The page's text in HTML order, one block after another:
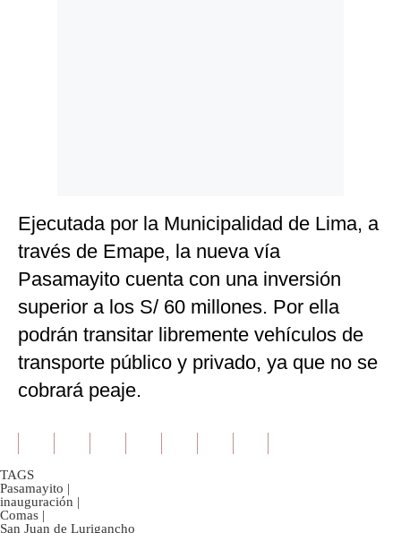
Ejecutada por la Municipalidad de Lima, a
través de Emape, la nueva vía
Pasamayito cuenta con una inversión
superior a los S/ 60 millones. Por ella
podrán transitar libremente vehículos de
transporte público y privado, ya que no se
cobrará peaje.
TAGS
Pasamayito |
inauguración |
Comas |
San Juan de Lurigancho